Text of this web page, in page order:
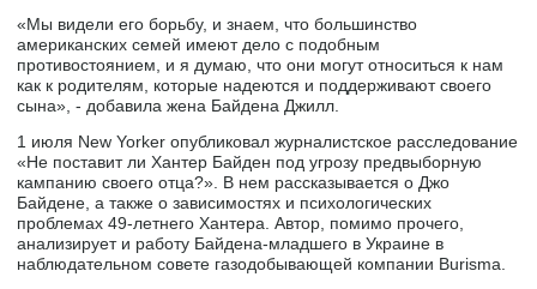
«Мы видели его борьбу, и знаем, что большинство
американских семей имеют дело с подобным
противостоянием, и я думаю, что они могут относиться к нам
как к родителям, которые надеются и поддерживают своего
сына», - добавила жена Байдена Джилл.
1 июля New Yorker опубликовал журналистское расследование
«Не поставит ли Хантер Байден под угрозу предвыборную
кампанию своего отца?». В нем рассказывается о Джо
Байдене, а также о зависимостях и психологических
проблемах 49-летнего Хантера. Автор, помимо прочего,
анализирует и работу Байдена-младшего в Украине в
наблюдательном совете газодобывающей компании Burisma.